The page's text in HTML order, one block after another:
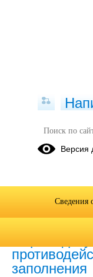
Формы
Формы
заполнения
Версия
Сведения